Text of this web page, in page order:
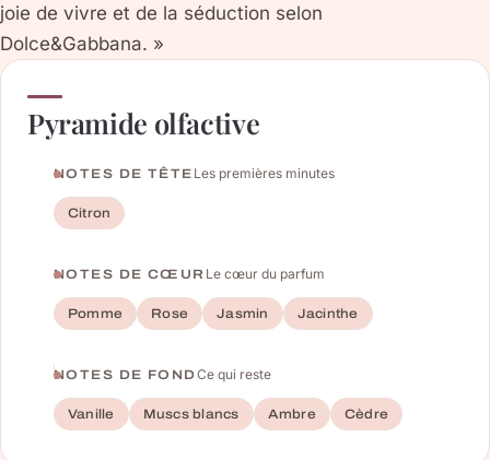
joie de vivre et de la séduction selon
Dolce&Gabbana. »
Pyramide olfactive
NOTES DE TÊTE Les premières minutes
Citron
NOTES DE CŒUR Le cœur du parfum
Pomme Rose Jasmin Jacinthe
NOTES DE FONDCe qui reste
Vanille Muscs blancs Ambre Cèdre